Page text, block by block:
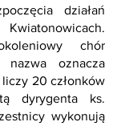
działań
chór
nazwa oznacza
liczy 20 członków
dyrygenta ks.
wykonują